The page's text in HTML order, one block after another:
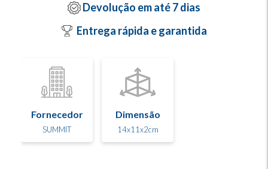
Devolução em até 7 dias
Entrega rápida e garantida
Fornecedor
SUMMIT
Dimensão
14x11x2cm